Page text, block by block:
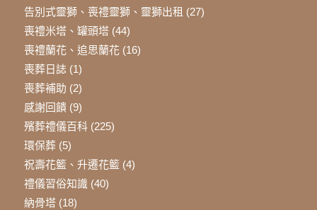
告別式靈獅、喪禮靈獅、靈獅出租 (27)
喪禮米塔、罐頭塔(44)
喪禮蘭花、追思蘭花(16)
喪葬日誌(1)
喪葬補助 (2)
感謝回饋(9)
殯葬禮儀百科(225)
環保葬(5)
祝壽花籃、升遷花籃(4)
禮儀習俗知識(40)
納骨塔(18)